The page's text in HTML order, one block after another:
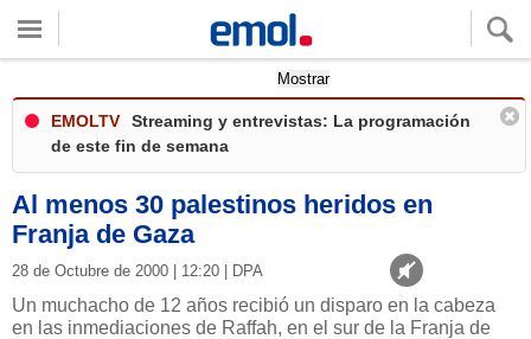
Mostrar
EMOLTV
Streaming y entrevistas: La programación
de este fin de semana
Al menos 30 palestinos heridos en
Franja de Gaza
28 de Octubre de 2000 | 12:20 | DPA
Un muchacho de 12 años recibió un disparo en la cabeza
en las inmediaciones de Raffah, en el sur de la Franja de